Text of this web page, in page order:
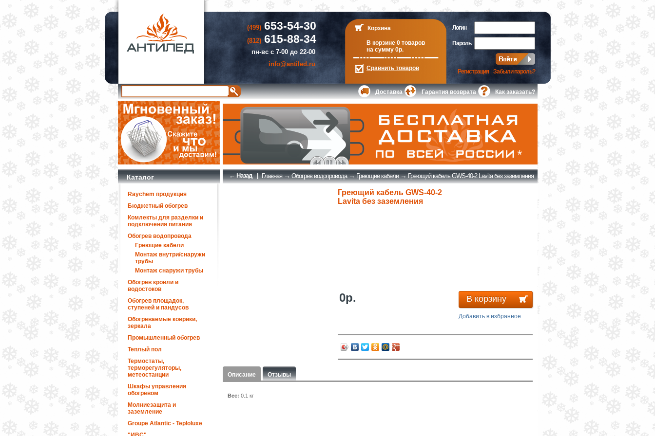
(499)653-54-30
(812)615-88-34
пн-вс с 7-00 до 22-00
info@antiled.ru
Корзина
В корзине 0 товаров
на сумму 0р.
Сравнить товаров
Логин
Пароль
Регистрация| Забыли пароль?
Доставка Гарантия возврата Как заказать?
Каталог
Raychem продукция
Бюджетный обогрев
Комлекты для разделки и
подключения питания
Обогрев водопровода
Греющие кабели
Монтаж внутри/снаружи
трубы
Монтаж снаружи трубы
Обогрев кровли и
водостоков
Обогрев площадок,
ступеней и пандусов
Обогреваемые коврики,
зеркала
Промышленный обогрев
Теплый пол
Термостаты,
терморегуляторы,
метеостанции
Шкафы управления
обогревом
Молниезащита и
заземление
Groupe Atlantic - Teploluxe
← Назад | Главная→Обогрев водопровода→Греющие кабели→Греющий кабель GWS-40-2 Lavita без заземления
Греющий кабель GWS-40-2
Lavita без заземления
0р. В корзину
Добавить в избранное
Описание Отзывы
Вес: 0.1 кг